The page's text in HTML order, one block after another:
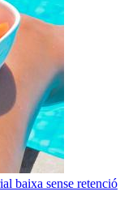
baixa sense retenció